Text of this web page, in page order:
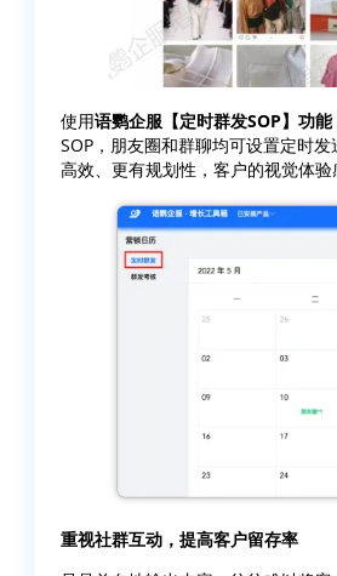
使用语鹦企服【定时群发SOP】功能
SOP，朋友圈和群聊均可设置定时
高效、更有规划性，客户的视觉体验
重视社群互动，提高客户留存率